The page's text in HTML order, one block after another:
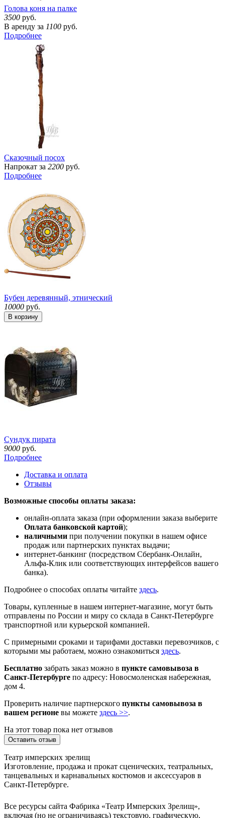
Голова коня на палке
3500 руб.
В аренду за 1100 руб.
Подробнее
Сказочный посох
Напрокат за 2200 руб.
Подробнее
Бубен деревянный, этнический
10000 руб.
В корзину
Сундук пирата
9000 руб.
Подробнее
Доставка и оплата
Отзывы
Возможные способы оплаты заказа:
онлайн-оплата заказа (при оформлении заказа выберите
Оплата банковской картой);
наличными при получении покупки в нашем офисе
продаж или партнерских пунктах выдачи;
интернет-банкинг (посредством Сбербанк-Онлайн,
Альфа-Клик или соответствующих интерфейсов вашего
банка).
Подробнее о способах оплаты читайте здесь.
Товары, купленные в нашем интернет-магазине, могут быть
отправлены по России и миру со склада в Санкт-Петербурге
транспортной или курьерской компанией.
С примерными сроками и тарифами доставки перевозчиков, с
которыми мы работаем, можно ознакомиться здесь.
Бесплатно забрать заказ можно в пункте самовывоза в
Санкт-Петербурге по адресу: Новосмоленская набережная,
дом 4.
Проверить наличие партнерского пункты самовывоза в
вашем регионе вы можете здесь >>.
На этот товар пока нет отзывов
Оставить отзыв
Театр имперских зрелищ
Изготовление, продажа и прокат сценических, театральных,
танцевальных и карнавальных костюмов и аксессуаров в
Санкт-Петербурге.
Все ресурсы сайта Фабрика «Театр Имперских Зрелищ»,
включая (но не ограничиваясь) текстовую, графическую,